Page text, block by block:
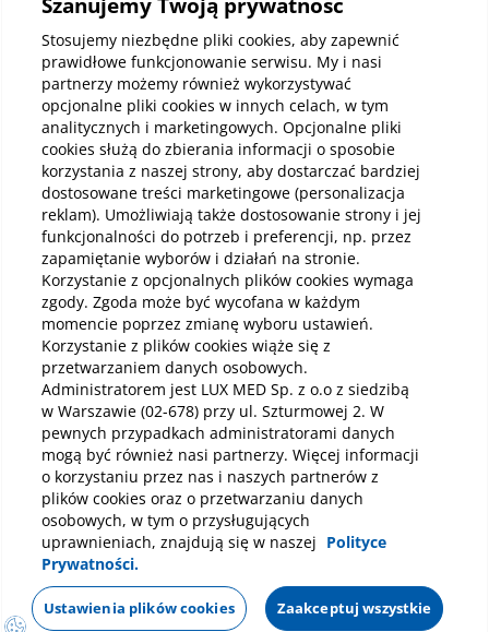
Szczepienie i profilaktyka
Zdrowie na co dzień
Rak szyjki macicy – przyczyny,
objawy, diagnostyka i leczenie
Rak szyjki macicy to częsty nowotwór złośliwy
występujący u kobiet. W większości
przypadków wywołany jest infekcją wirusem
brodawczaka ludzkiego (HPV). Niestety przez
długi czas nie daje żadnych specyficznych
objawów, dlatego też tak ważne są regularne
badania profilaktyczne i kontrolne wizyty u
ginekologa, by wcześnie wykryć rozwój raka i
rozpocząć odpowiednie leczenie.
Czytaj
Wszystkie artykuły i poradniki
O nas
Dla Pacjenta
Dla Partnera
Dokumenty prawne
Mapa strony
Stosujemy niezbędne pliki cookies, aby zapewnić
prawidłowe funkcjonowanie serwisu. My i nasi
partnerzy możemy również wykorzystywać
opcjonalne pliki cookies w innych celach, w tym
analitycznych i marketingowych. Opcjonalne pliki
cookies służą do zbierania informacji o sposobie
korzystania z naszej strony, aby dostarczać bardziej
dostosowane treści marketingowe (personalizacja
reklam). Umożliwiają także dostosowanie strony i jej
funkcjonalności do potrzeb i preferencji, np. przez
zapamiętanie wyborów i działań na stronie.
Korzystanie z opcjonalnych plików cookies wymaga
zgody. Zgoda może być wycofana w każdym
momencie poprzez zmianę wyboru ustawień.
Korzystanie z plików cookies wiąże się z
przetwarzaniem danych osobowych.
Administratorem jest LUX MED Sp. z o.o z siedzibą
w Warszawie (02-678) przy ul. Szturmowej 2. W
pewnych przypadkach administratorami danych
mogą być również nasi partnerzy. Więcej informacji
o korzystaniu przez nas i naszych partnerów z
plików cookies oraz o przetwarzaniu danych
osobowych, w tym o przysługujących
uprawnieniach, znajdują się w naszej Polityce
Prywatności.
Ustawienia plików cookies Zaakceptuj wszystkie